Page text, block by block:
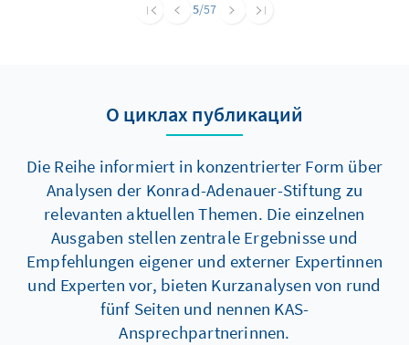
britischer U-Boote in australischen Häfen
Abkommen konkret umgesetzt und welche
Bedeutung hat es für Europa?
5/57
О циклах публикаций
Die Reihe informiert in konzentrierter Form über
Analysen der Konrad-Adenauer-Stiftung zu
relevanten aktuellen Themen. Die einzelnen
Ausgaben stellen zentrale Ergebnisse und
Empfehlungen eigener und externer Expertinnen
und Experten vor, bieten Kurzanalysen von rund
fünf Seiten und nennen KAS-
Ansprechpartnerinnen.